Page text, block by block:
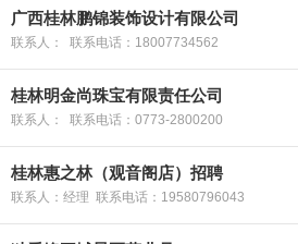
广西桂林鹏锦装饰设计有限公司
联系人： 联系电话：18007734562
桂林明金尚珠宝有限责任公司
联系人： 联系电话：0773-2800200
桂林惠之林（观音阁店）招聘
联系人：经理 联系电话：19580796043